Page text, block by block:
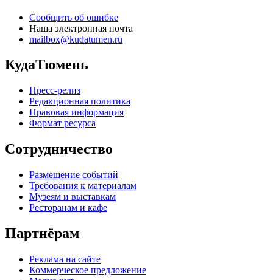
Сообщить об ошибке
Наша электронная почта
mailbox@kudatumen.ru
КудаТюмень
Пресс-релиз
Редакционная политика
Правовая информация
Формат ресурса
Сотрудничество
Размещение событий
Требования к материалам
Музеям и выставкам
Ресторанам и кафе
Партнёрам
Реклама на сайте
Коммерческое предложение